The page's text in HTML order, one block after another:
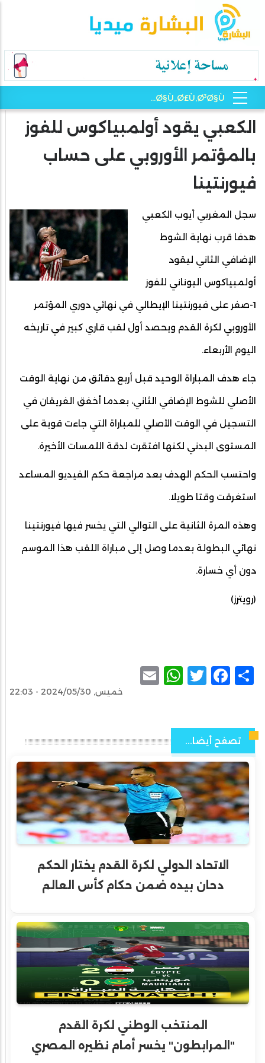
الكعبي يقود أولمبياكوس للفوز
بالمؤتمر الأوروبي على حساب
فيورنتينا
سجل المغربي أيوب الكعبي
هدفا قرب نهاية الشوط
الإضافي الثاني ليقود
أولمبياكوس اليوناني للفوز
1-صفر على فيورنتينا الإيطالي في نهائي دوري المؤتمر
الأوروبي لكرة القدم ويحصد أول لقب قاري كبير في تاريخه
اليوم الأربعاء.
جاء هدف المباراة الوحيد قبل أربع دقائق من نهاية الوقت
الأصلي للشوط الإضافي الثاني، بعدما أخفق الفريقان في
التسجيل في الوقت الأصلي للمباراة التي جاءت قوية على
المستوى البدني لكنها افتقرت لدقة اللمسات الأخيرة.
واحتسب الحكم الهدف بعد مراجعة حكم الفيديو المساعد
استغرقت وقتا طويلا.
وهذه المرة الثانية على التوالي التي يخسر فيها فيورنتينا
نهائي البطولة بعدما وصل إلى مباراة اللقب هذا الموسم
دون أي خسارة.
(رويترز)
Share
Facebook
Twitter
WhatsApp
خميس, 2024/05/30 - 22:03
تصفح أيضا...
الاتحاد الدولي لكرة القدم يختار الحكم
دحان بيده ضمن حكام كأس العالم
المنتخب الوطني لكرة القدم
"المرابطون" يخسر أمام نظيره المصري